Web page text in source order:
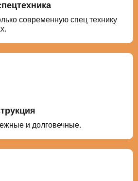
современную спец технику
и долговечные.